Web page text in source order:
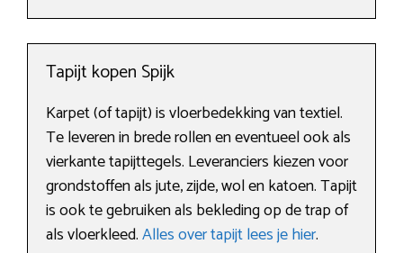
Tapijt kopen Spijk
Karpet (of tapijt) is vloerbedekking van textiel.
Te leveren in brede rollen en eventueel ook als
vierkante tapijttegels. Leveranciers kiezen voor
grondstoffen als jute, zijde, wol en katoen. Tapijt
is ook te gebruiken als bekleding op de trap of
als vloerkleed.Alles over tapijt lees je hier.